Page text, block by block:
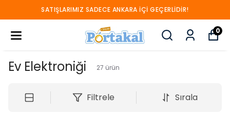
SATIŞLARIMIZ SADECE ANKARA İÇİ GEÇERLİDİR!
0
Ev Elektroniği 27 ürün
Filtrele Sırala